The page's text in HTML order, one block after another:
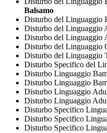
Balsamo
Disturbo del Linguaggio
Disturbo del Linguaggio
Disturbo del Linguaggio
Disturbo del Linguaggio
Disturbo del Linguaggio
Disturbo Specifico del
Disturbo Linguaggio
Disturbo Linguaggio
Disturbo Linguaggio
Disturbo Linguaggio
Disturbo Specifico
Disturbo Specifico
Disturbo Specifico